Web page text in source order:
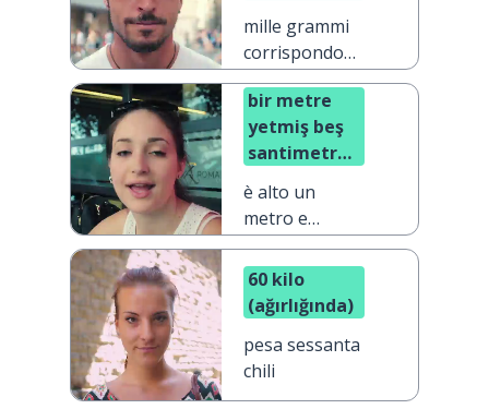
mille grammi
corrispondono
a un chilo
bir metre
yetmiş beş
santimetre
è alto un
metro e
settantacinque
60 kilo
(ağırlığında)
pesa sessanta
chili